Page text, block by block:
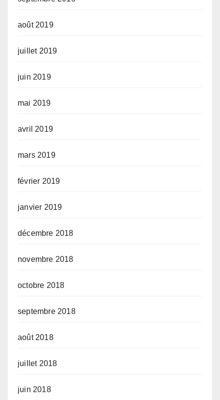
août 2019
juillet 2019
juin 2019
mai 2019
avril 2019
mars 2019
février 2019
janvier 2019
décembre 2018
novembre 2018
octobre 2018
septembre 2018
août 2018
juillet 2018
juin 2018